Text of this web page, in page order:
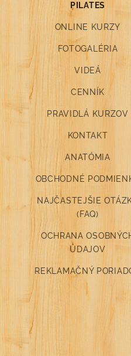
PILATES
ONLINE KURZY
FOTOGALÉRIA
VIDEÁ
CENNÍK
PRAVIDLÁ KURZOV
KONTAKT
ANATÓMIA
OBCHODNÉ
NAJČASTEJŠIE
(FAQ)
OCHRANA
ÚDAJOV
REKLAMAČNÝ